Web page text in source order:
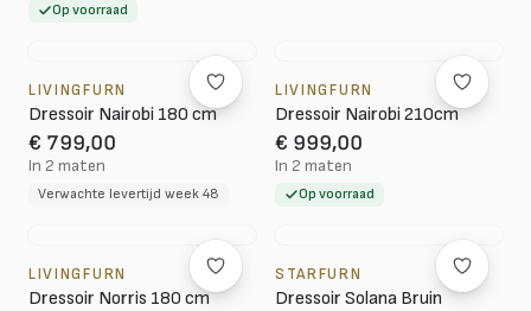
Op voorraad
LIVINGFURN
Dressoir Nairobi 180 cm
€ 799,00
In 2 maten
Verwachte levertijd week 48
LIVINGFURN
Dressoir Nairobi 210cm
€ 999,00
In 2 maten
Op voorraad
LIVINGFURN
Dressoir Norris 180 cm
STARFURN
Dressoir Solana Bruin